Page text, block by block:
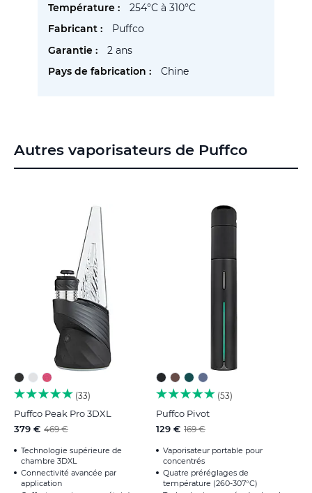
254°C à 310°C
Puffco
2 ans
Chine
Autres vaporisateurs de Puffco
33
Puffco Peak Pro 3DXL
379 € 469 €
Technologie supérieure de
chambre 3DXL
Connectivité avancée par
application
53
Puffco Pivot
129 € 169 €
Vaporisateur portable pour
concentrés
Quatre préréglages de
température (260-307°C)